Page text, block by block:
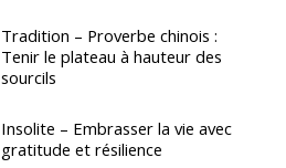
Tradition – Proverbe chinois :
Tenir le plateau à hauteur des
sourcils
Insolite – Embrasser la vie avec
gratitude et résilience